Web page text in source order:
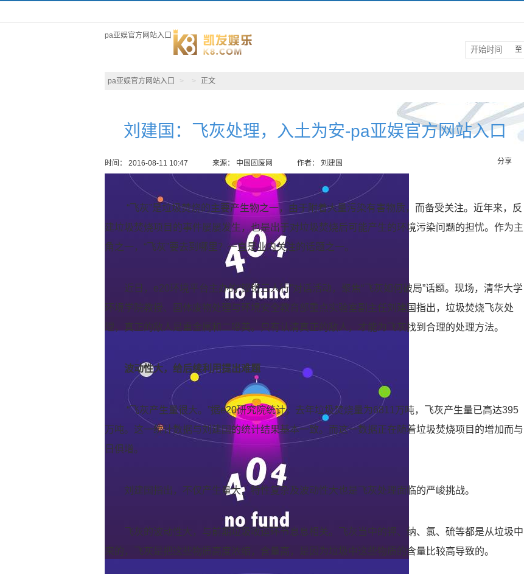
pa亚娱官方网站入口
至
pa亚娱官方网站入口 > > 正文
刘建国：飞灰处理，入土为安-pa亚娱官方网站入口
时间： 2016-08-11 10:47 来源： 中国固废网 作者： 刘建国 分享
“飞灰”是垃圾焚烧的主要产生物之一，由于附着大量污染有害物质，而备受关注。近年来，反
建垃圾焚烧项目的事件屡屡发生，也是出于对垃圾焚烧后可能产生的环境污染问题的担忧。作为主
角之一，“飞灰”要去到哪里？一直是业内关注的话题之一。
近日，e20环境平台主办的“铿锵三人行”对话活动，聚焦“飞灰如何破局”话题。现场，清华大学
环境学院教授、固体废物处理与环境安全教育部重点实验室副主任刘建国指出，垃圾焚烧飞灰处
理，真正的敌人是重金属和二噁英。只有认清真正的敌人，才能为飞灰找到合理的处理方法。
波动性大，给后续利用提出难题
“飞灰产生量很大。”据e20研究院统计，去年垃圾焚烧量为6811万吨，飞灰产生量已高达395
万吨。这一统计数据与刘建国的统计结果基本一致。而这一数据正在随着垃圾焚烧项目的增加而与
日俱增。
刘建国指出，不仅产生量大，特性复杂及波动性大也是飞灰处理面临的严峻挑战。
飞灰的波动性大，与前期垃圾收运环节息息相关。飞灰当中的钾、纳、氯、硫等都是从垃圾中
来的，飞灰是把这些物质高度浓缩，含量高，是因为垃圾中这些物质的含量比较高导致的。